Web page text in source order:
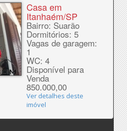
Casa em
Itanhaém/SP
Bairro: Suarão
Dormitórios: 5
Vagas de garagem:
1
WC: 4
Disponível para
Venda
850.000,00
Ver detalhes deste
imóvel